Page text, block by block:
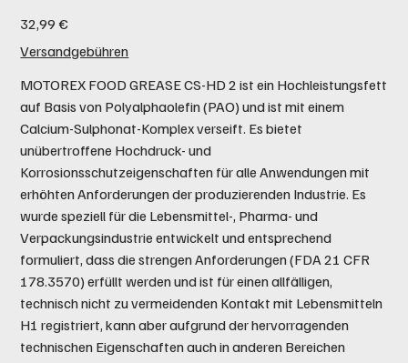
Preis
32,99 €
Versandgebühren
MOTOREX FOOD GREASE CS-HD 2 ist ein Hochleistungsfett
auf Basis von Polyalphaolefin (PAO) und ist mit einem
Calcium-Sulphonat-Komplex verseift. Es bietet
unübertroffene Hochdruck- und
Korrosionsschutzeigenschaften für alle Anwendungen mit
erhöhten Anforderungen der produzierenden Industrie. Es
wurde speziell für die Lebensmittel-, Pharma- und
Verpackungsindustrie entwickelt und entsprechend
formuliert, dass die strengen Anforderungen (FDA 21 CFR
178.3570) erfüllt werden und ist für einen allfälligen,
technisch nicht zu vermeidenden Kontakt mit Lebensmitteln
H1 registriert, kann aber aufgrund der hervorragenden
technischen Eigenschaften auch in anderen Bereichen